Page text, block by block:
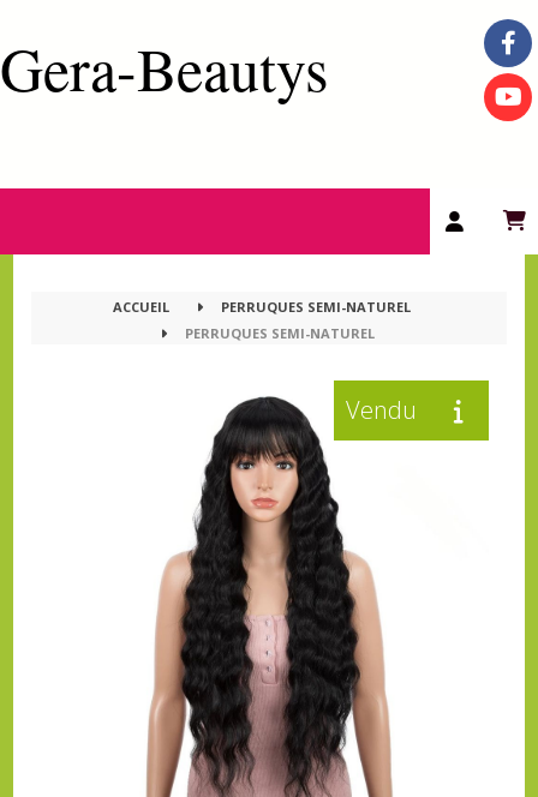
Gera-Beautys
ACCUEIL
PERRUQUES SEMI-NATUREL
PERRUQUES SEMI-NATUREL